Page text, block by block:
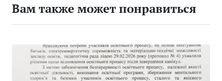
Вам также может понравиться